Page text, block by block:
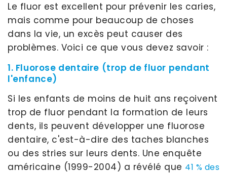
Le fluor est excellent pour prévenir les caries,
mais comme pour beaucoup de choses
dans la vie, un excès peut causer des
problèmes. Voici ce que vous devez savoir :
1. Fluorose dentaire (trop de fluor pendant
l'enfance)
Si les enfants de moins de huit ans reçoivent
trop de fluor pendant la formation de leurs
dents, ils peuvent développer une fluorose
dentaire, c'est-à-dire des taches blanches
ou des stries sur leurs dents. Une enquête
américaine (1999-2004) a révélé que 41 % des